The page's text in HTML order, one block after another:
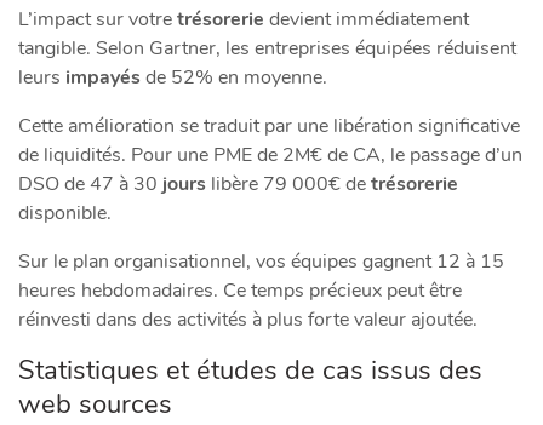
L’impact sur votretrésorerie devient immédiatement
tangible. Selon Gartner, les entreprises équipées réduisent
leurs impayésde 52% en moyenne.
Cette amélioration se traduit par une libération significative
de liquidités. Pour une PME de 2M€ de CA, le passage d’un
DSO de 47 à 30 jours libère 79 000€ detrésorerie
disponible.
Sur le plan organisationnel, vos équipes gagnent 12 à 15
heures hebdomadaires. Ce temps précieux peut être
réinvesti dans des activités à plus forte valeur ajoutée.
Statistiques et études de cas issus des
web sources